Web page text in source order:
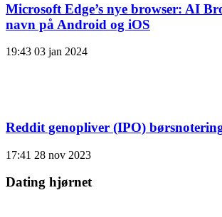
Microsoft Edge’s nye browser: AI
navn på Android og iOS
19:43 03 jan 2024
Reddit genopliver (IPO)
17:41 28 nov 2023
Dating hjørnet